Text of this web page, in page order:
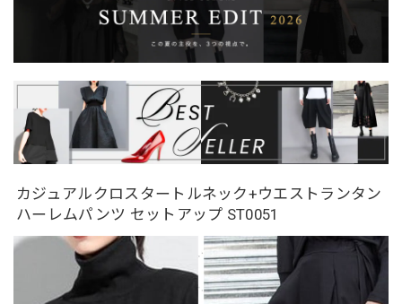
カジュアルクロスタートルネック+ウエストランタン
ハーレムパンツ セットアップ ST0051